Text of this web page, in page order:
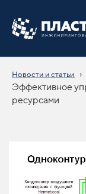
Новости и статьи
›
Эффективное
ресурсами